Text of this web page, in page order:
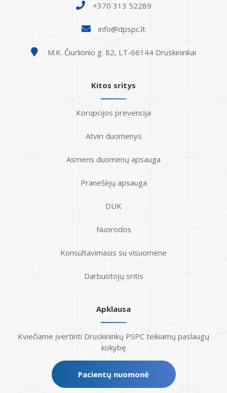
+370 313 52289
info@dpspc.lt
M.K. Čiurlionio g. 82, LT-66144 Druskininkai
Kitos sritys
Korupcijos prevencija
Atviri duomenys
Asmens duomenų apsauga
Pranešėjų apsauga
DUK
Nuorodos
Konsultavimasis su visuomene
Darbuotojų sritis
Apklausa
Kviečiame įvertinti Druskininkų PSPC teikiamų paslaugų
kokybę
Pacientų nuomonė